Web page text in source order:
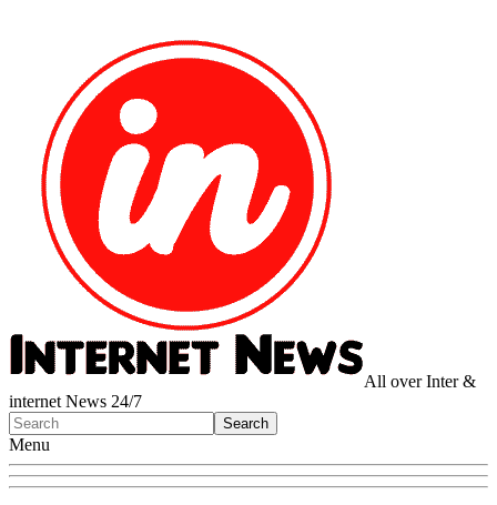
All over Inter &
internet News 24/7
Menu